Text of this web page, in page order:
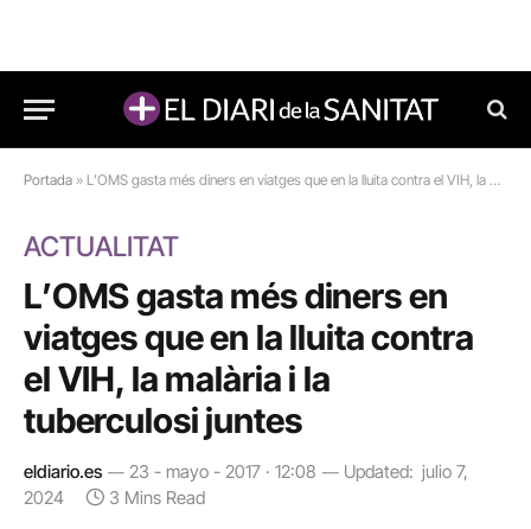
Portada » L’OMS gasta més diners en viatges que en la lluita contra el VIH, la malària i la tuberculosi juntes
ACTUALITAT
L’OMS gasta més diners en
viatges que en la lluita contra
el VIH, la malària i la
tuberculosi juntes
eldiario.es 23 - mayo - 2017 · 12:08 Updated: julio 7,
2024
3 Mins Read